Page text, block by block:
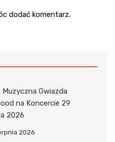
dodać komentarz.
Muzyczna Gwiazda
na Koncercie 29
2026
2026